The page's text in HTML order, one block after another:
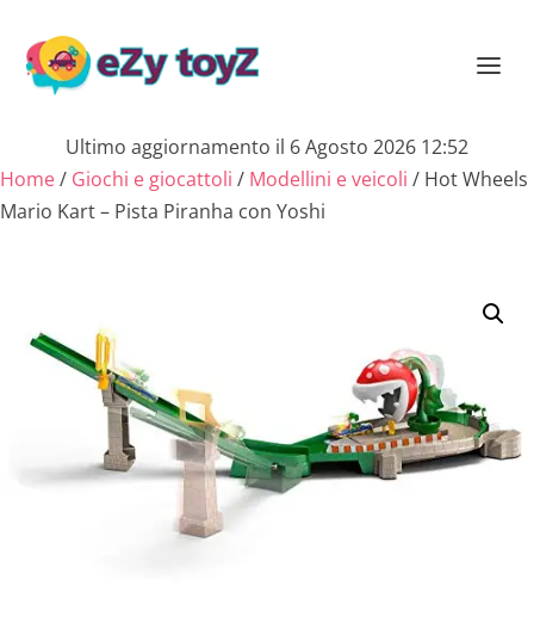
Ultimo aggiornamento il 6 Agosto 2026 12:52
Home/ Giochi e giocattoli / Modellini e veicoli / Hot Wheels
Mario Kart – Pista Piranha con Yoshi